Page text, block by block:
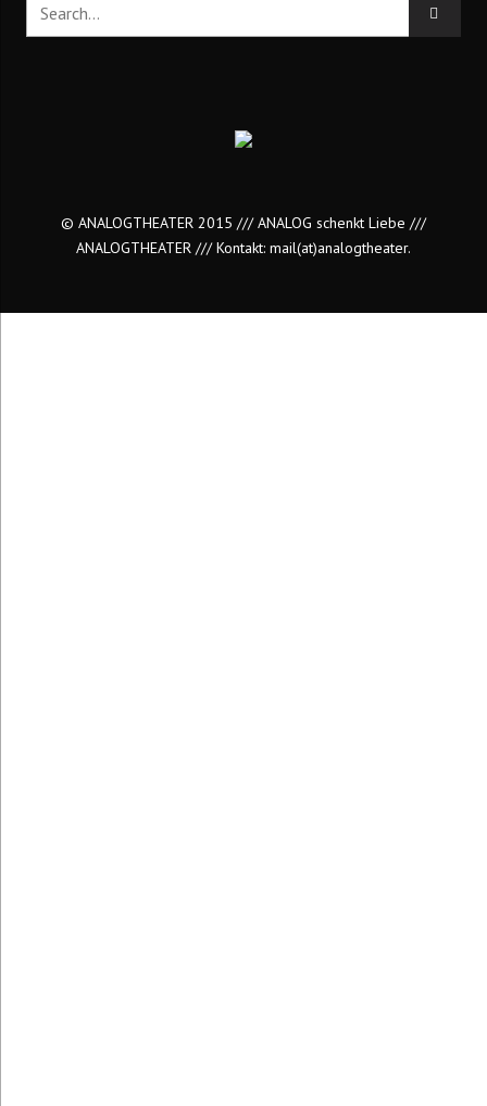
© ANALOGTHEATER 2015 /// ANALOG schenkt Liebe ///
ANALOGTHEATER /// Kontakt: mail(at)analogtheater.